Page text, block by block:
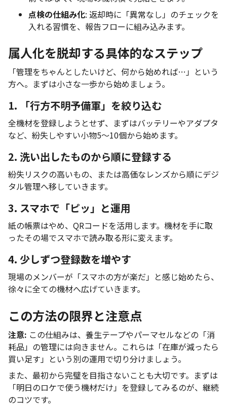
点検の仕組み化: 返却時に「異常なし」のチェックを
入れる習慣を、報告フローに組み込みます。
属人化を脱却する具体的なステップ
「管理をちゃんとしたいけど、何から始めれば…」という
方へ。まずは小さな一歩から始めましょう。
1. 「行方不明予備軍」を絞り込む
全機材を登録しようとせず、まずはバッテリーやアダプタ
など、紛失しやすい小物5〜10個から始めます。
2. 洗い出したものから順に登録する
紛失リスクの高いもの、または高価なレンズから順にデジ
タル管理へ移していきます。
3. スマホで「ピッ」と運用
紙の帳票はやめ、QRコードを活用します。機材を手に取
ったその場でスマホで読み取る形に変えます。
4. 少しずつ登録数を増やす
現場のメンバーが「スマホの方が楽だ」と感じ始めたら、
徐々に全ての機材へ広げていきます。
この方法の限界と注意点
注意: この仕組みは、養生テープやパーマセルなどの「消
耗品」の管理には向きません。これらは「在庫が減ったら
買い足す」という別の運用で切り分けましょう。
また、最初から完璧を目指さないことも大切です。まずは
「明日のロケで使う機材だけ」を登録してみるのが、継続
のコツです。